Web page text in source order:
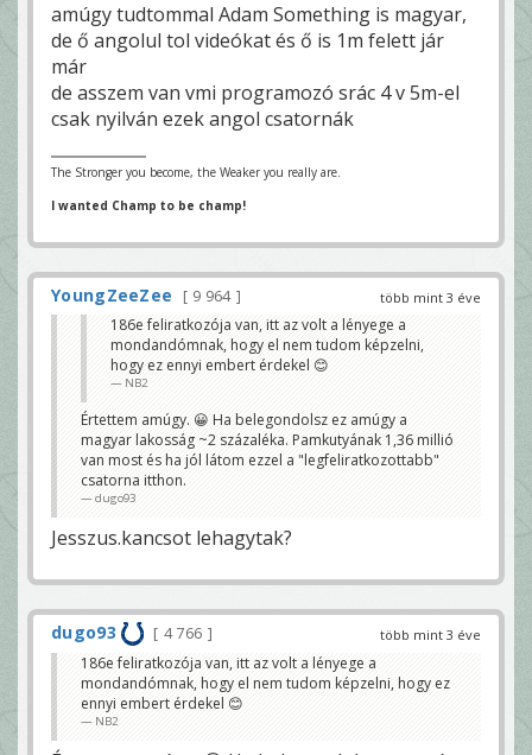
amúgy tudtommal Adam Something is magyar,
de ő angolul tol videókat és ő is 1m felett jár
már
de asszem van vmi programozó srác 4 v 5m-el
csak nyilván ezek angol csatornák
The Stronger you become, the Weaker you really are.
I wanted Champ to be champ!
több mint 3 éve
YoungZeeZee
9 964
186e feliratkozója van, itt az volt a lényege a
mondandómnak, hogy el nem tudom képzelni,
hogy ez ennyi embert érdekel 😊
NB2
Értettem amúgy. 😀 Ha belegondolsz ez amúgy a
magyar lakosság ~2 százaléka. Pamkutyának 1,36 millió
van most és ha jól látom ezzel a "legfeliratkozottabb"
csatorna itthon.
dugo93
Jesszus.kancsot lehagytak?
több mint 3 éve
dugo93
4 766
186e feliratkozója van, itt az volt a lényege a
mondandómnak, hogy el nem tudom képzelni, hogy ez
ennyi embert érdekel 😊
NB2